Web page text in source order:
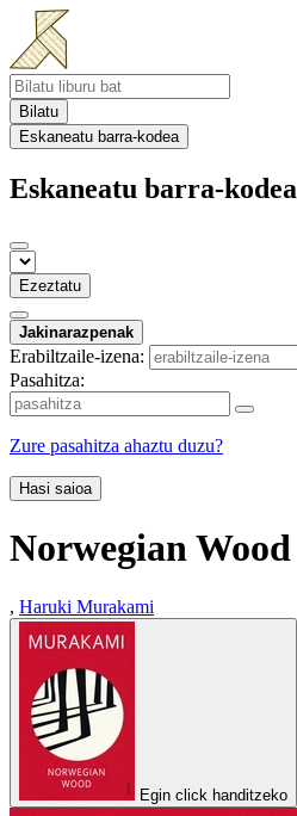
Bilatu
Eskaneatu barra-kodea
Eskaneatu barra-kodea
Ezeztatu
Jakinarazpenak
Erabiltzaile-izena:
Pasahitza:
Zure pasahitza ahaztu duzu?
Hasi saioa
Norwegian Wood
, Haruki Murakami
Egin click handitzeko